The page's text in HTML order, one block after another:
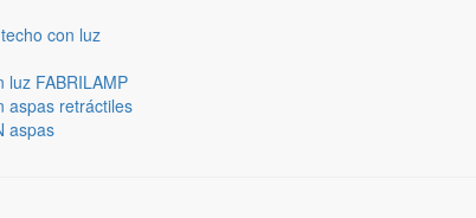
con luz
luz FABRILAMP
aspas retráctiles
aspas